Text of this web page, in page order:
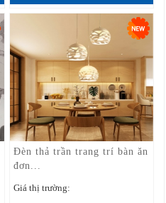
Đèn thả trần trang trí bàn ăn
đơn...
Giá thị trường: